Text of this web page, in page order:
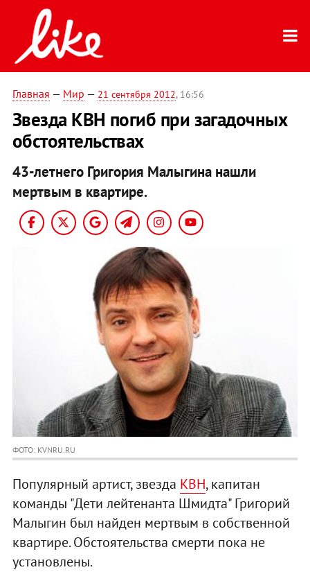
Главная — Мир — 21 сентября 2012, 16:56
Звезда КВН погиб при загадочных
обстоятельствах
43-летнего Григория Малыгина нашли
мертвым в квартире.
ФОТО: KVNRU.RU
Популярный артист, звезда КВН, капитан
команды "Дети лейтенанта Шмидта" Григорий
Малыгин был найден мертвым в собственной
квартире. Обстоятельства смерти пока не
установлены.